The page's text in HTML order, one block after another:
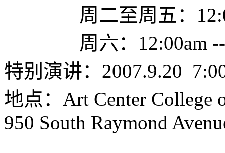
周二至周五：
周六：12:00am ----
特别演讲：2007.9.20
地点：Art Center College
950 South Raymond